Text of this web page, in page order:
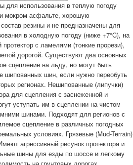
для использования в теплую погоду
мокром асфальте, хорошую
резины и не предназначены для
в холодную погоду (ниже +7°C), на
с ламелями (тонкие прорези),
дорогой. Существуют два основных
сцепление на льду, но могут быть
шипованных шин, если нужно переобуть
регионах. Нешипованные (липучки)
для сцепления с заснеженной и
уступать им в сцеплении на чистом
шинами. Подходят для регионов с
сцепление в различных погодных
условиях. Грязевые (Mud-Terrain)
агрессивный рисунок протектора и
шины для езды по шоссе и легкому